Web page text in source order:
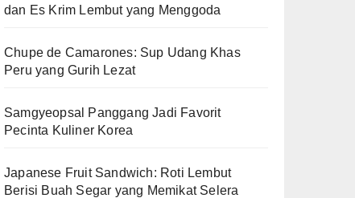
dan Es Krim Lembut yang Menggoda
Chupe de Camarones: Sup Udang Khas
Peru yang Gurih Lezat
Samgyeopsal Panggang Jadi Favorit
Pecinta Kuliner Korea
Japanese Fruit Sandwich: Roti Lembut
Berisi Buah Segar yang Memikat Selera